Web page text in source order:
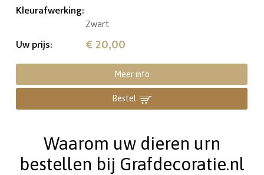
Kleurafwerking:
Zwart
Uw prijs: € 20,00
Meer info
Bestel
Waarom uw dieren urn
bestellen bij Grafdecoratie.nl